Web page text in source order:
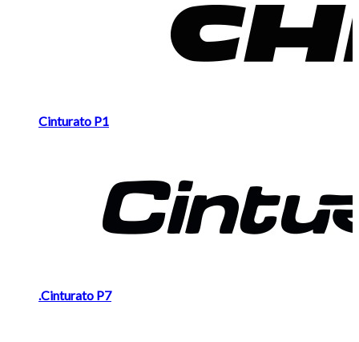
Cinturato P1
.Cinturato P7